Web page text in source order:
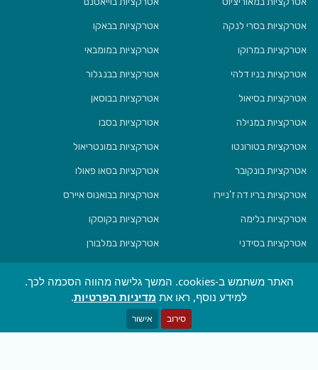
פתח מסנן
אטרקציות בסרי לנקה
אטרקציות בבאקו
אטרקציות במרוקו
אטרקציות במומבאי
אטרקציות בניו דלהי
אטרקציות בבנגלור
אטרקציות בסיאול
אטרקציות בבוסאן
אטרקציות במנילה
אטרקציות בסבו
אטרקציות בטורונטו
אטרקציות במונטריאול
אטרקציות בונקובר
אטרקציות בסאו פאולו
אטרקציות בריו דה ז'ניירו
אטרקציות בבואנוס איירס
אטרקציות בלימה
אטרקציות בקוסקו
אטרקציות בסידני
אטרקציות במלבורן
אטרקציות בולינגטון
אטרקציות בקרייסצ'ארץ'
האתר משתמש ב-cookies. המשך גלישה מהווה הסכמה לכך.
למידע נוסף, ראו את מדיניות הפרטיות.
סירוב אישור